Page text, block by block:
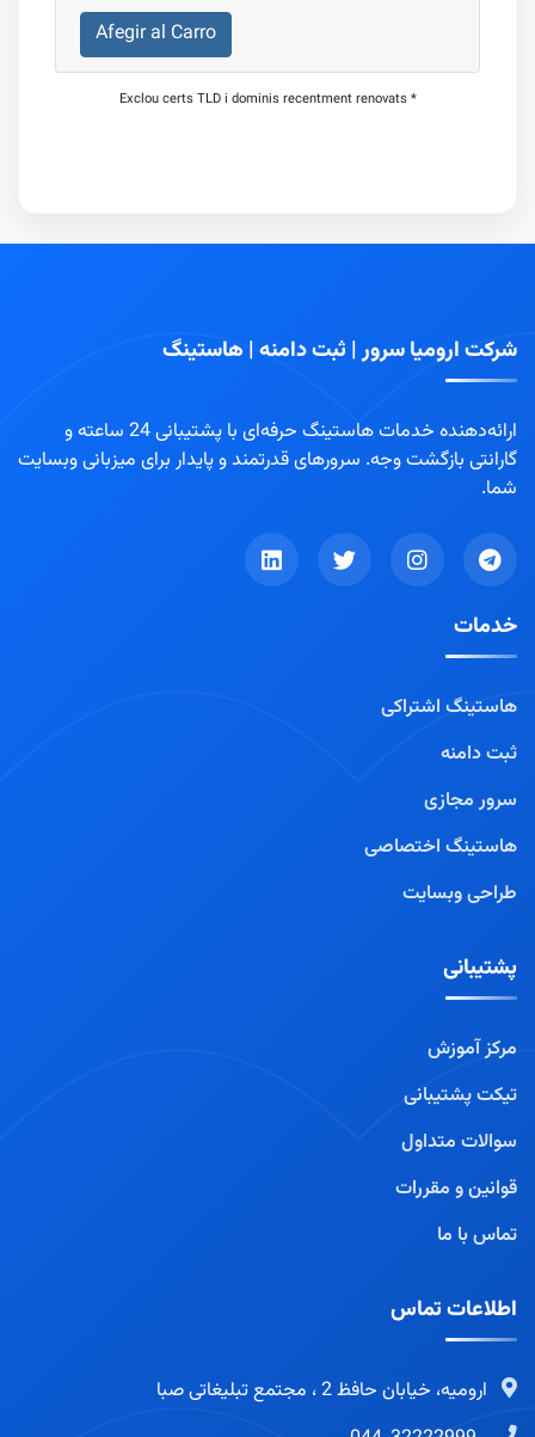
Afegir al Carro
* Exclou certs TLD i dominis recentment renovats
شرکت ارومیا سرور | ثبت دامنه | هاستینگ
ارائه‌دهنده خدمات هاستینگ حرفه‌ای با پشتیبانی 24 ساعته و
گارانتی بازگشت وجه. سرورهای قدرتمند و پایدار برای میزبانی وبسایت
شما.
خدمات
هاستینگ اشتراکی
ثبت دامنه
سرور مجازی
هاستینگ اختصاصی
طراحی وبسایت
پشتیبانی
مرکز آموزش
تیکت پشتیبانی
سوالات متداول
قوانین و مقررات
تماس با ما
اطلاعات تماس
ارومیه، خیابان حافظ 2 ، مجتمع تبلیغاتی صبا